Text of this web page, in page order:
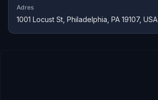
Adres
1001 Locust St, Philadelphia, PA 19107, USA